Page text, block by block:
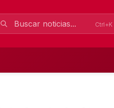
Ctrl+K